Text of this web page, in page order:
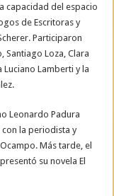
capacidad del espacio
de Escritoras y
Participaron
Santiago Loza, Clara
Lamberti y la
Leonardo Padura
la periodista y
Más tarde, el
su novela El